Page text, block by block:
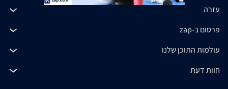
עזרה
פרסום ב-zap
עולמות התוכן שלנו
חוות דעת